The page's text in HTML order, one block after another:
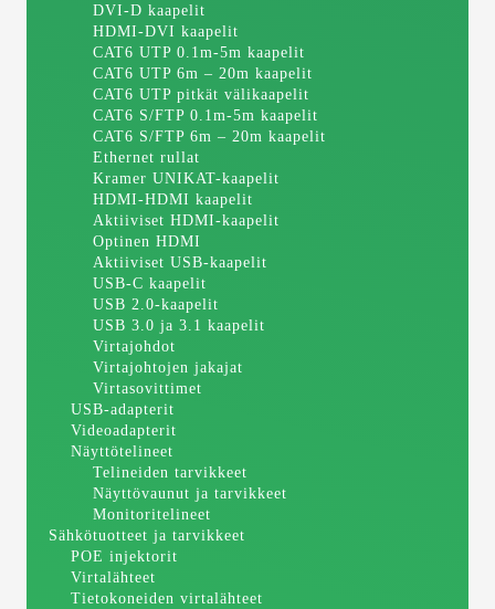
DVI-D kaapelit
HDMI-DVI kaapelit
CAT6 UTP 0.1m-5m kaapelit
CAT6 UTP 6m – 20m kaapelit
CAT6 UTP pitkät välikaapelit
CAT6 S/FTP 0.1m-5m kaapelit
CAT6 S/FTP 6m – 20m kaapelit
Ethernet rullat
Kramer UNIKAT-kaapelit
HDMI-HDMI kaapelit
Aktiiviset HDMI-kaapelit
Optinen HDMI
Aktiiviset USB-kaapelit
USB-C kaapelit
USB 2.0-kaapelit
USB 3.0 ja 3.1 kaapelit
Virtajohdot
Virtajohtojen jakajat
Virtasovittimet
USB-adapterit
Videoadapterit
Näyttötelineet
Telineiden tarvikkeet
Näyttövaunut ja tarvikkeet
Monitoritelineet
Sähkötuotteet ja tarvikkeet
POE injektorit
Virtalähteet
Tietokoneiden virtalähteet